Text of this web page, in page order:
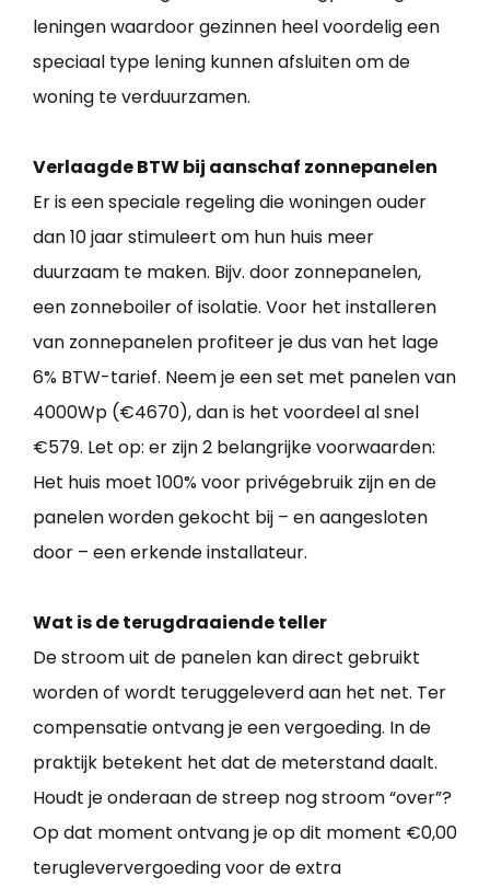
leningen waardoor gezinnen heel voordelig een
speciaal type lening kunnen afsluiten om de
woning te verduurzamen.
Verlaagde BTW bij aanschaf zonnepanelen
Er is een speciale regeling die woningen ouder
dan 10 jaar stimuleert om hun huis meer
duurzaam te maken. Bijv. door zonnepanelen,
een zonneboiler of isolatie. Voor het installeren
van zonnepanelen profiteer je dus van het lage
6% BTW-tarief. Neem je een set met panelen van
4000Wp (€4670), dan is het voordeel al snel
€579. Let op: er zijn 2 belangrijke voorwaarden:
Het huis moet 100% voor privégebruik zijn en de
panelen worden gekocht bij – en aangesloten
door – een erkende installateur.
Wat is de terugdraaiende teller
De stroom uit de panelen kan direct gebruikt
worden of wordt teruggeleverd aan het net. Ter
compensatie ontvang je een vergoeding. In de
praktijk betekent het dat de meterstand daalt.
Houdt je onderaan de streep nog stroom “over”?
Op dat moment ontvang je op dit moment €0,00
terugleververgoeding voor de extra